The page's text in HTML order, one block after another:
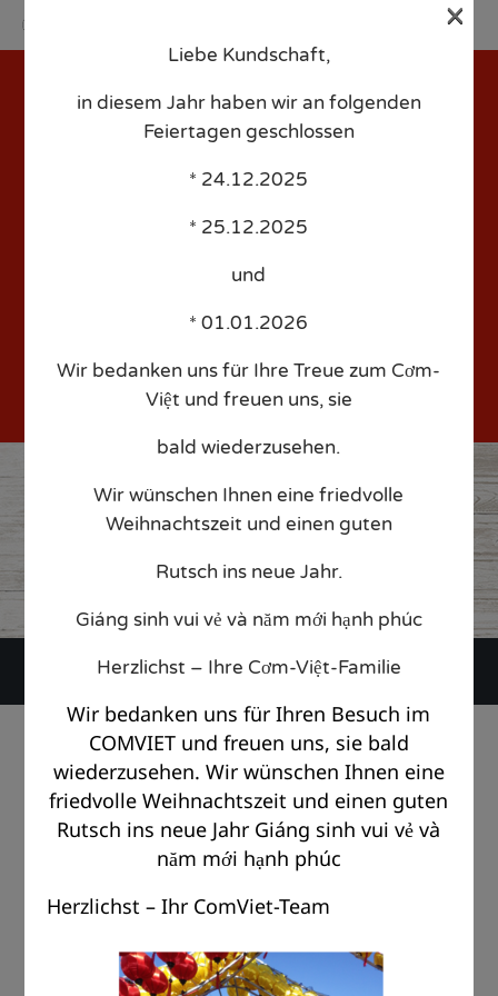
Runge – Date: 2022/05/11
– Time: 18:00 – People: 2
11. May 2022
© Copyright Com Viet Berlin 2018 |Impressum|Datenschutz
Liebe Kundschaft,
in diesem Jahr haben wir an folgenden
Feiertagen geschlossen
* 24.12.2025
* 25.12.2025
und
* 01.01.2026
Wir bedanken uns für Ihre Treue zum Cơm-
Việt und freuen uns, sie
bald wiederzusehen.
Wir wünschen Ihnen eine friedvolle
Weihnachtszeit und einen guten
Rutsch ins neue Jahr.
Giáng sinh vui vẻ và năm mới hạnh phúc
Herzlichst – Ihre Cơm-Việt-Familie
Wir bedanken uns für Ihren Besuch im
COMVIET und freuen uns, sie bald
wiederzusehen. Wir wünschen Ihnen eine
friedvolle Weihnachtszeit und einen guten
Rutsch ins neue Jahr Giáng sinh vui vẻ và
năm mới hạnh phúc
Herzlichst – Ihr ComViet-Team
×